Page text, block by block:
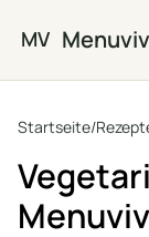
MV
Startseite/